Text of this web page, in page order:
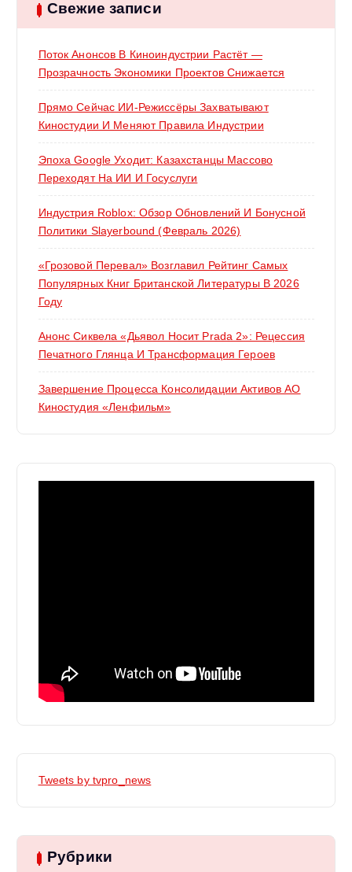
я
м
: Свежие записи
Поток Анонсов В Киноиндустрии Растёт —
Прозрачность Экономики Проектов Снижается
Прямо Сейчас ИИ-Режиссёры Захватывают
Киностудии И Меняют Правила Индустрии
Эпоха Google Уходит: Казахстанцы Массово
Переходят На ИИ И Госуслуги
Индустрия Roblox: Обзор Обновлений И Бонусной
Политики Slayerbound (февраль 2026)
«Грозовой Перевал» Возглавил Рейтинг Самых
Популярных Книг Британской Литературы В 2026
Году
Анонс Сиквела «Дьявол Носит Prada 2»: Рецессия
Печатного Глянца И Трансформация Героев
Завершение Процесса Консолидации Активов АО
Киностудия «Ленфильм»
Tweets by tvpro_news
Рубрики